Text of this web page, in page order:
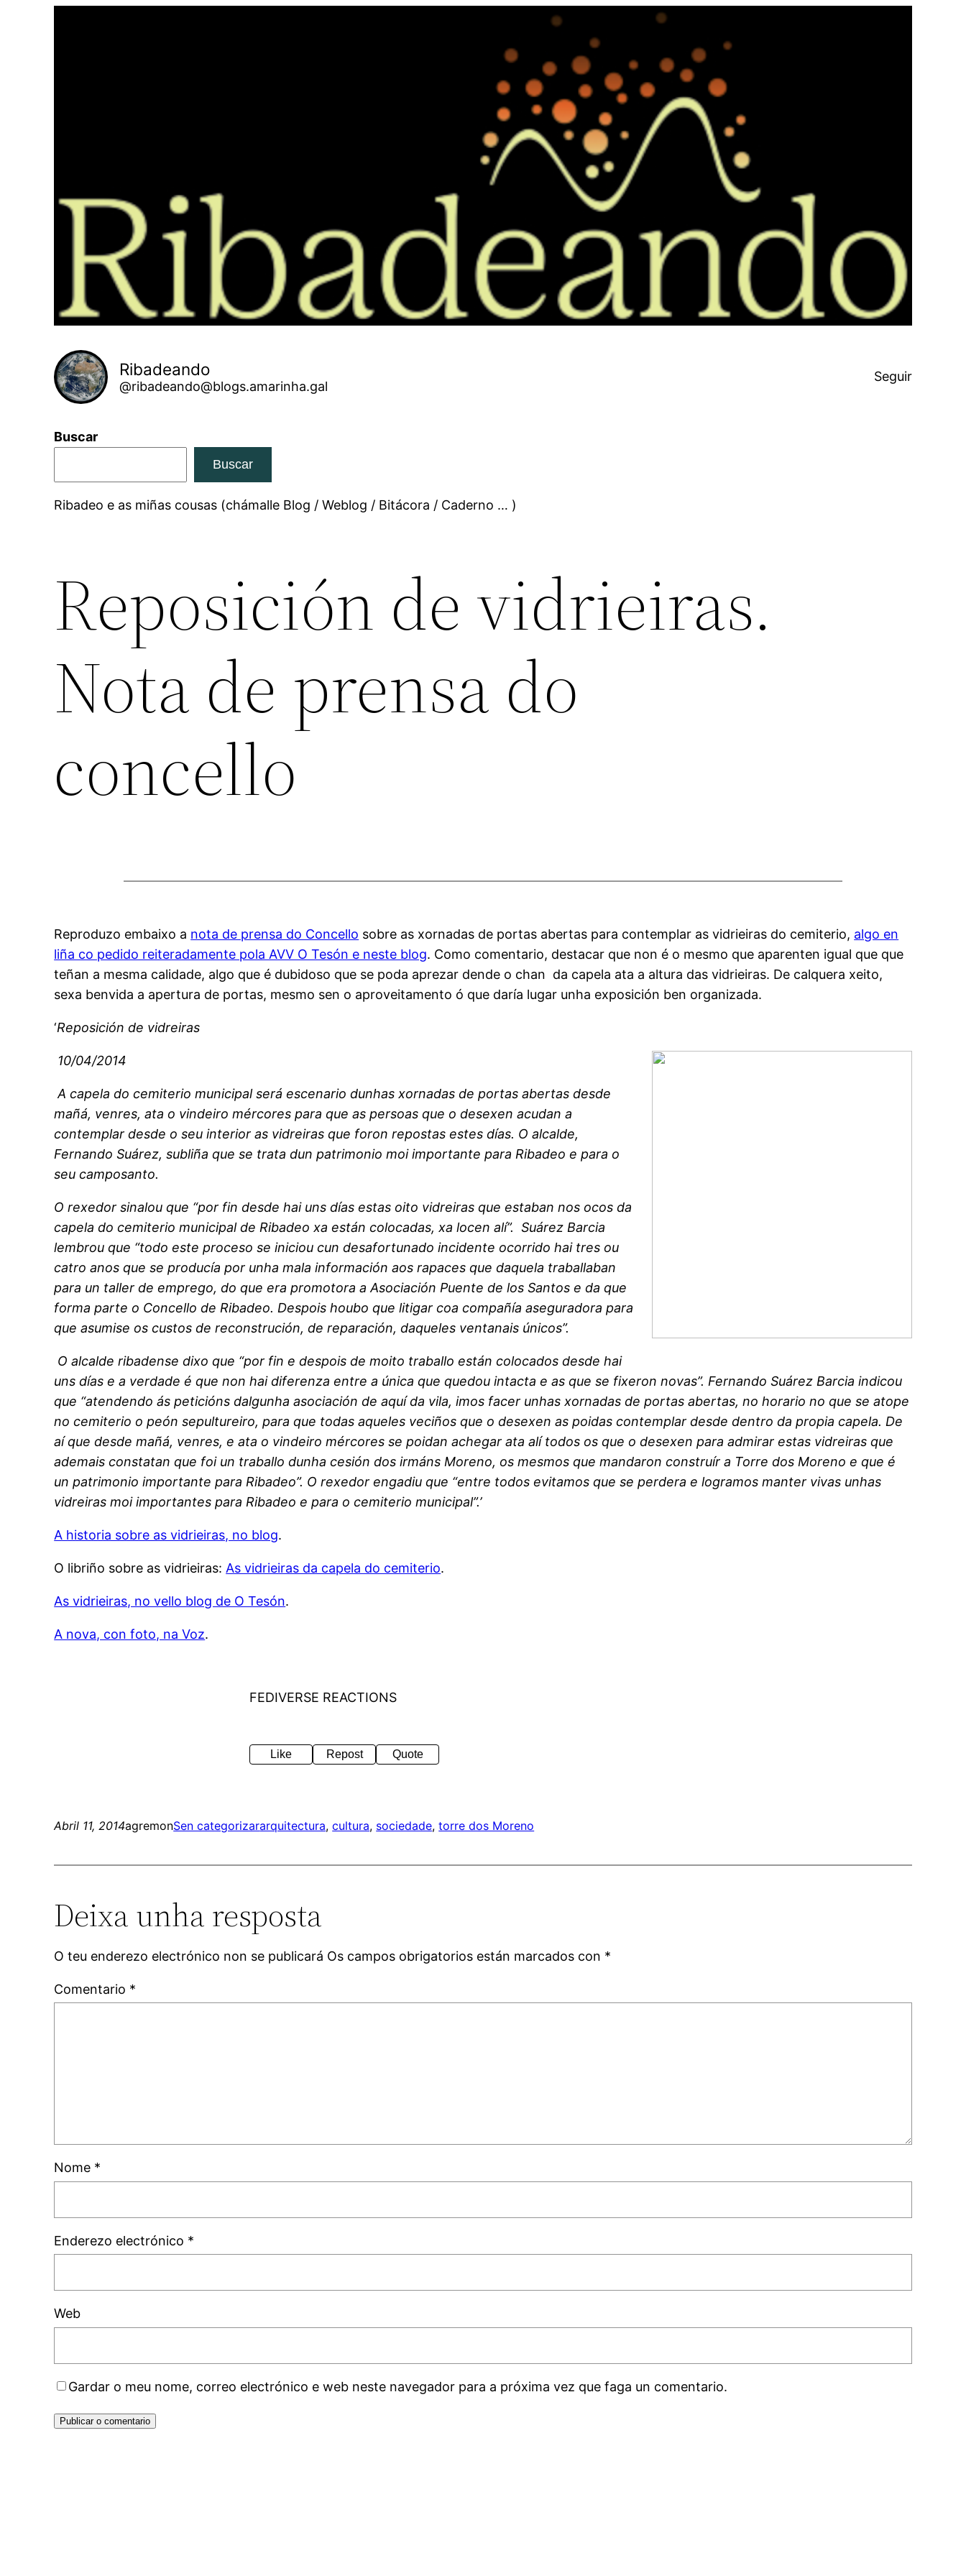
Ribadeando
@ribadeando@blogs.amarinha.gal
Seguir
Buscar
Buscar
Ribadeo e as miñas cousas (chámalle Blog / Weblog / Bitácora / Caderno … )
Reposición de vidrieiras.
Nota de prensa do
concello
Reproduzo embaixo a nota de prensa do Concello sobre as xornadas de portas abertas para contemplar as vidrieiras do cemiterio, algo en
liña co pedido reiteradamente pola AVV O Tesón e neste blog. Como comentario, destacar que non é o mesmo que aparenten igual que que
teñan a mesma calidade, algo que é dubidoso que se poda aprezar dende o chan da capela ata a altura das vidrieiras. De calquera xeito,
sexa benvida a apertura de portas, mesmo sen o aproveitamento ó que daría lugar unha exposición ben organizada.
‘Reposición de vidreiras
10/04/2014
A capela do cemiterio municipal será escenario dunhas xornadas de portas abertas desde
mañá, venres, ata o vindeiro mércores para que as persoas que o desexen acudan a
contemplar desde o seu interior as vidreiras que foron repostas estes días. O alcalde,
Fernando Suárez, subliña que se trata dun patrimonio moi importante para Ribadeo e para o
seu camposanto.
O rexedor sinalou que “por fin desde hai uns días estas oito vidreiras que estaban nos ocos da
capela do cemiterio municipal de Ribadeo xa están colocadas, xa locen alí”. Suárez Barcia
lembrou que “todo este proceso se iniciou cun desafortunado incidente ocorrido hai tres ou
catro anos que se producía por unha mala información aos rapaces que daquela traballaban
para un taller de emprego, do que era promotora a Asociación Puente de los Santos e da que
forma parte o Concello de Ribadeo. Despois houbo que litigar coa compañía aseguradora para
que asumise os custos de reconstrución, de reparación, daqueles ventanais únicos”.
O alcalde ribadense dixo que “por fin e despois de moito traballo están colocados desde hai
uns días e a verdade é que non hai diferenza entre a única que quedou intacta e as que se fixeron novas”. Fernando Suárez Barcia indicou
que “atendendo ás peticións dalgunha asociación de aquí da vila, imos facer unhas xornadas de portas abertas, no horario no que se atope
no cemiterio o peón sepultureiro, para que todas aqueles veciños que o desexen as poidas contemplar desde dentro da propia capela. De
aí que desde mañá, venres, e ata o vindeiro mércores se poidan achegar ata alí todos os que o desexen para admirar estas vidreiras que
ademais constatan que foi un traballo dunha cesión dos irmáns Moreno, os mesmos que mandaron construír a Torre dos Moreno e que é
un patrimonio importante para Ribadeo”. O rexedor engadiu que “entre todos evitamos que se perdera e logramos manter vivas unhas
vidreiras moi importantes para Ribadeo e para o cemiterio municipal”.’
A historia sobre as vidrieiras, no blog.
O libriño sobre as vidrieiras: As vidrieiras da capela do cemiterio.
As vidrieiras, no vello blog de O Tesón.
A nova, con foto, na Voz.
FEDIVERSE REACTIONS
Like Repost Quote
Abril 11, 2014agremonSen categorizararquitectura, cultura, sociedade, torre dos Moreno
Deixa unha resposta
O teu enderezo electrónico non se publicará Os campos obrigatorios están marcados con *
Comentario *
Nome *
Enderezo electrónico *
Web
Gardar o meu nome, correo electrónico e web neste navegador para a próxima vez que faga un comentario.